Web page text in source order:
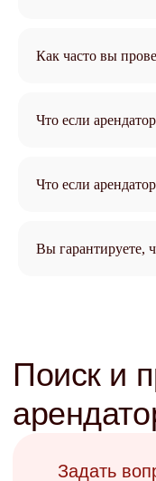
Как часто вы
Что если
Что если
Вы гарантируете,
опись